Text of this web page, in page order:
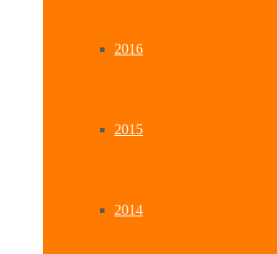
2016
2015
2014